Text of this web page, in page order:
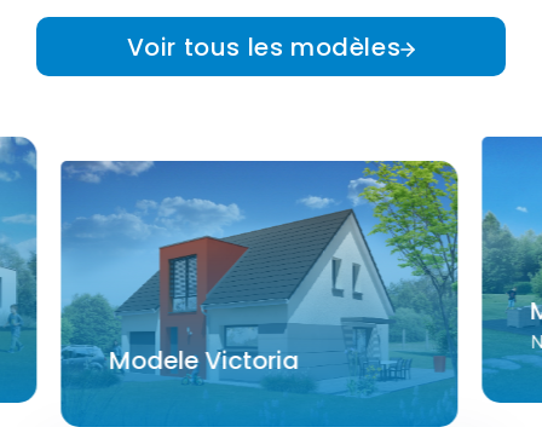
Voir tous les modèles
Modele Victoria